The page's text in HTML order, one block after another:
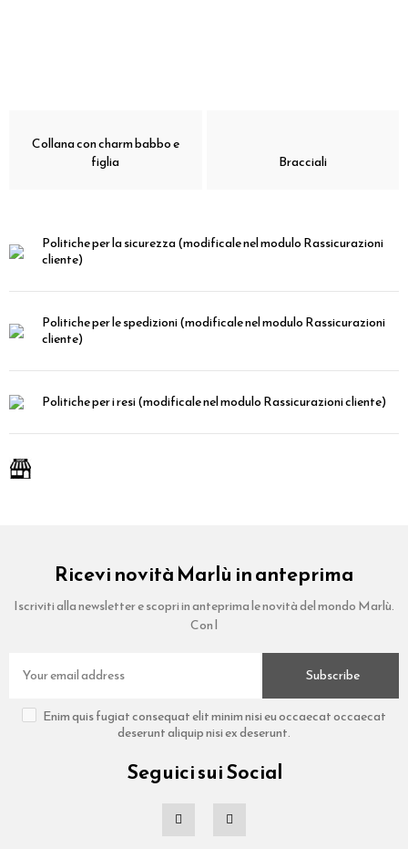
Collana con charm babbo e
figlia
Bracciali
Politiche per la sicurezza(modificale nel modulo Rassicurazioni
cliente)
Politiche per le spedizioni(modificale nel modulo Rassicurazioni
cliente)
Politiche per i resi(modificale nel modulo Rassicurazioni cliente)
Ricevi novità Marlù in anteprima
Iscriviti alla newsletter e scopri in anteprima le novità del mondo Marlù.
Con l
Subscribe
Enim quis fugiat consequat elit minim nisi eu occaecat occaecat
deserunt aliquip nisi ex deserunt.
Seguici sui Social